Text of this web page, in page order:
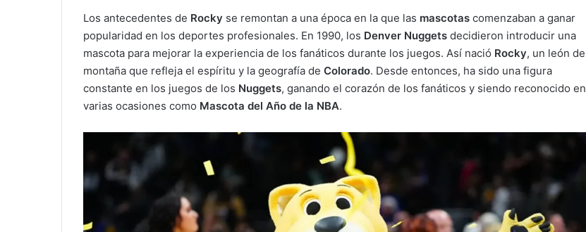
Los antecedentes de Rocky se remontan a una época en la que las mascotas comenzaban a ganar
popularidad en los deportes profesionales. En 1990, los Denver Nuggets decidieron introducir una
mascota para mejorar la experiencia de los fanáticos durante los juegos. Así nació Rocky, un león de
montaña que refleja el espíritu y la geografía de Colorado. Desde entonces, ha sido una figura
constante en los juegos de los Nuggets, ganando el corazón de los fanáticos y siendo reconocido en
varias ocasiones como Mascota del Año de la NBA.